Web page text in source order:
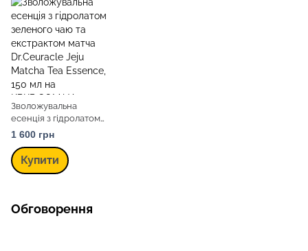
Зволожувальна
есенція з гідролатом
зеленого чаю та
екстрактом матча
Dr.Ceuracle Jeju
Matcha Tea Essence,
1 600 грн
Купити
Обговорення